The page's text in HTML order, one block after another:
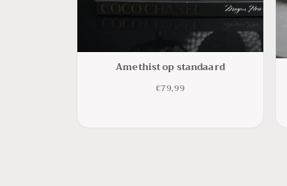
Amethist op standaard
€79,99